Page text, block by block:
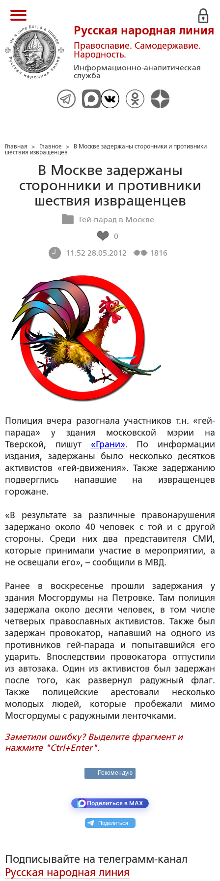
Русская народная линия
Православие. Самодержавие.
Народность.
Информационно-аналитическая
служба
Главная > Главное >
В Москве задержаны сторонники и противники
шествия извращенцев
В Москве задержаны
сторонники и противники
шествия извращенцев
Гей-парад в Москве
0
11:52 28.05.2012
1816
Полиция вчера разогнала участников т.н. «гей-
парада» у здания московской мэрии на
Тверской, пишут «Грани». По информации
издания, задержаны было несколько десятков
активистов «гей-движения». Также задержанию
подверглись напавшие на извращенцев
горожане.
«В результате за различные правонарушения
задержано около 40 человек с той и с другой
стороны. Среди них два представителя СМИ,
которые принимали участие в мероприятии, а
не освещали его», – сообщили в МВД.
Ранее в воскресенье прошли задержания у
здания Мосгордумы на Петровке. Там полиция
задержала около десяти человек, в том числе
четверых православных активистов. Также был
задержан провокатор, напавший на одного из
противников гей-парада и попытавшийся его
ударить. Впоследствии провокатора отпустили
из автозака. Один из активистов был задержан
после того, как развернул радужный флаг.
Также полицейские арестовали несколько
молодых людей, которые пробежали мимо
Мосгордумы с радужными ленточками.
Заметили ошибку? Выделите фрагмент и
нажмите "Ctrl+Enter".
Рекомендую
Поделиться в MAX
Поделиться
Подписывайте на телеграмм-канал
Русская народная линия